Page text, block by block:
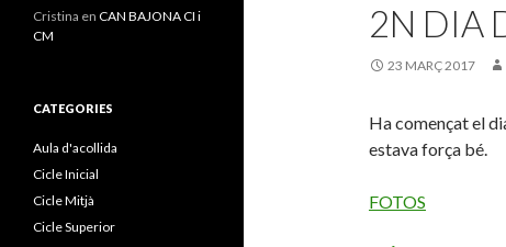
2N DIA
23 MARÇ 2017
Ha començat el
estava força bé.
FOTOS
Cristina en CAN BAJONA CI i
CM
CATEGORIES
Aula d'acollida
Cicle Inicial
Cicle Mitjà
Cicle Superior